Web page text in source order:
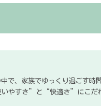
で、家族でゆっくり過ごす時
やすさ”と“快適さ”にこだ